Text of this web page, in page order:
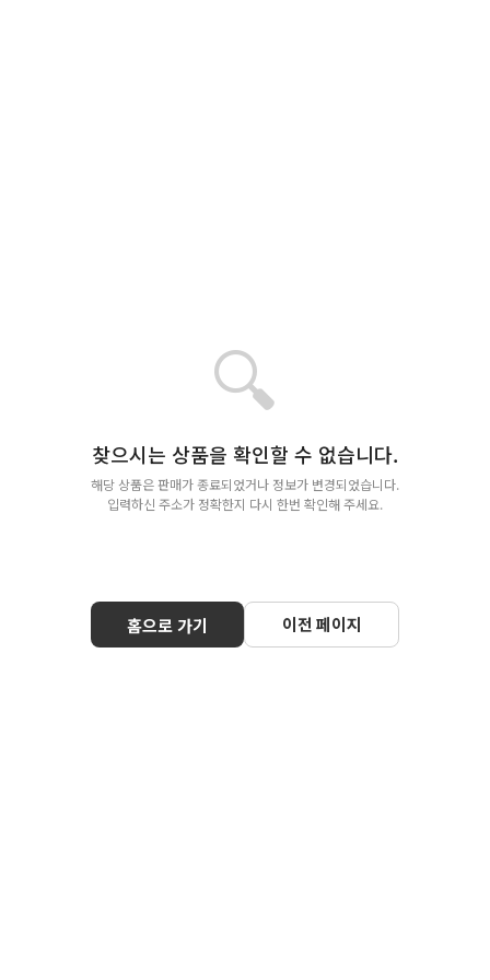
🔍
찾으시는 상품을 확인할 수 없습니다.
해당 상품은 판매가 종료되었거나 정보가 변경되었습니다.
입력하신 주소가 정확한지 다시 한번 확인해 주세요.
홈으로 가기 이전 페이지